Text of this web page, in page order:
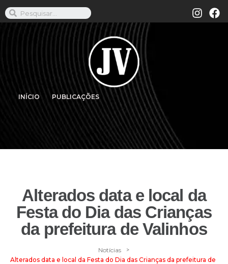
INÍCIO PUBLICAÇÕES
Alterados data e local da
Festa do Dia das Crianças
da prefeitura de Valinhos
Notícias >
Alterados data e local da Festa do Dia das Crianças da prefeitura de